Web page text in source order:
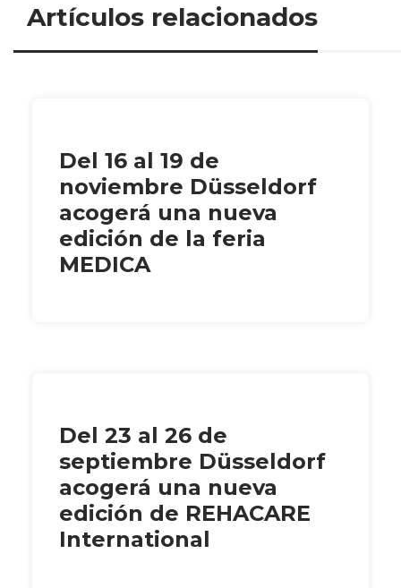
Artículos relacionados
Del 16 al 19 de
noviembre Düsseldorf
acogerá una nueva
edición de la feria
MEDICA
Del 23 al 26 de
septiembre Düsseldorf
acogerá una nueva
edición de REHACARE
International